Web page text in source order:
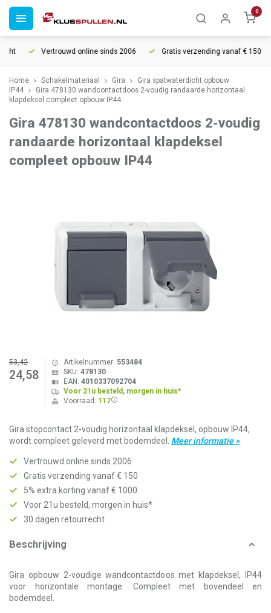
0
Vertrouwd online sinds 2006 Gratis verzending vanaf € 150
Home Schakelmateriaal Gira
Gira spatwaterdicht opbouw
IP44
Gira 478130 wandcontactdoos 2-voudig randaarde horizontaal
klapdeksel compleet opbouw IP44
Gira 478130 wandcontactdoos 2-voudig
randaarde horizontaal klapdeksel
compleet opbouw IP44
53,42
24,58
Artikelnummer: 553484
SKU: 478130
EAN: 4010337092704
Voor 21u besteld, morgen in huis*
Voorraad: 117
Gira stopcontact 2-voudig horizontaal klapdeksel, opbouw IP44,
wordt compleet geleverd met bodemdeel. Meer informatie »
Vertrouwd online sinds 2006
Gratis verzending vanaf € 150
5% extra korting vanaf € 1000
Voor 21u besteld, morgen in huis*
30 dagen retourrecht
Beschrijving
Gira opbouw 2-voudige wandcontactdoos met klapdeksel, IP44
voor horizontale montage. Compleet met bovendeel en
bodemdeel.